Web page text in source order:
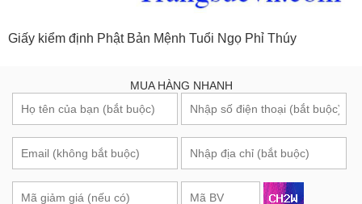
Giấy kiểm định Phật Bản Mệnh Tuổi Ngọ Phỉ Thúy
MUA HÀNG NHANH